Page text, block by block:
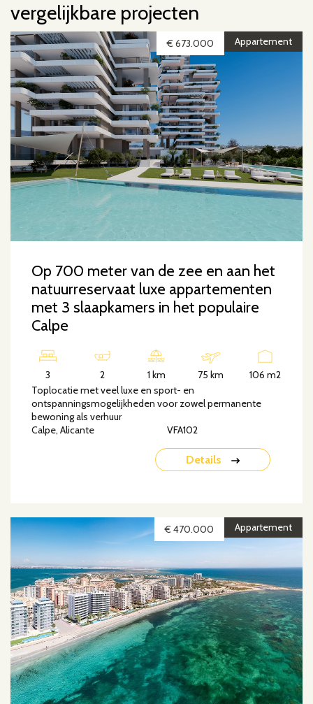
vergelijkbare projecten
Appartement
€ 673.000
Op 700 meter van de zee en aan het
natuurreservaat luxe appartementen
met 3 slaapkamers in het populaire
Calpe
3 2 1 km 75 km
106 m2
Toplocatie met veel luxe en sport- en
ontspanningsmogelijkheden voor zowel permanente
bewoning als verhuur
Calpe, Alicante
VFA102
Details
Appartement
€ 470.000